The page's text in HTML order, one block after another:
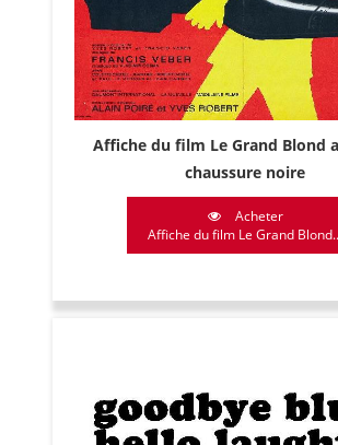
Affiche du film Le Grand Blond
chaussure noire
Acheter
Affiche du film Le Grand